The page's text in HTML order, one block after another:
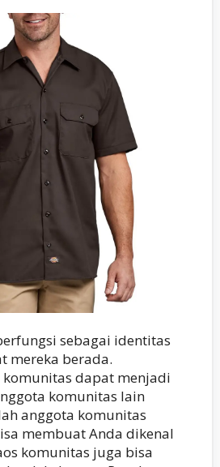
sebagai identitas
mereka berada.
dapat menjadi
komunitas lain
anggota komunitas
membuat Anda dikenal
komunitas juga bisa